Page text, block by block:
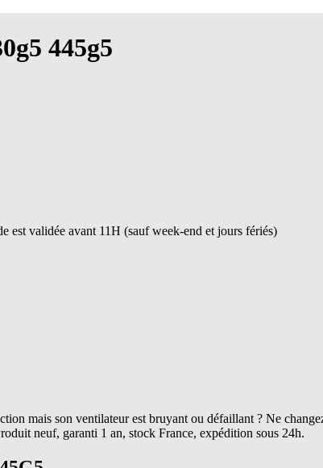
445g5
est validée avant 11H (sauf week-end et jours fériés)
mais son ventilateur est bruyant ou défaillant ? Ne
neuf, garanti 1 an, stock France, expédition sous 24h.